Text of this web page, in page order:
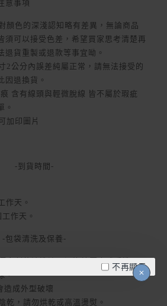
不再顯示
意事項
顏色的深淺認知略有差異，無論商品
須可以接受色差，希望買家思考清楚再
退貨重製或退款等事宜呦。
2公分內誤差純屬正常，請無法接受的
因退換貨。
含有線頭與輕微脫線 皆不屬於瑕疵
。
加印圖片
-到貨時間-
作天。
作天。
-包袋清洗及保養-
白劑的清洗液，浸泡按壓方式手洗，
。
造成外型破壞
乾，請勿烘乾或高溫燙熨。